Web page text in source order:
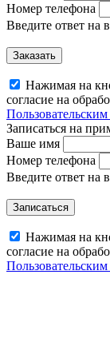
Номер телефона
Введите ответ на
Заказать
Нажимая на
согласие на
Записаться на
Ваше имя
Номер телефона
Введите ответ на
Записаться
Нажимая на
согласие на